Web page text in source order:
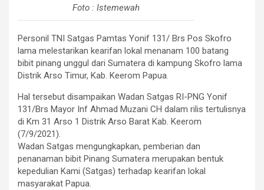
Foto : Istemewah
Personil TNI Satgas Pamtas Yonif 131/ Brs Pos Skofro
lama melestarikan kearifan lokal menanam 100 batang
bibit pinang unggul dari Sumatera di kampung Skofro lama
Distrik Arso Timur, Kab. Keerom Papua.
Hal tersebut disampaikan Wadan Satgas RI-PNG Yonif
131/Brs Mayor Inf Ahmad Muzani CH dalam rilis tertulisnya
di Km 31 Arso 1 Distrik Arso Barat Kab. Keerom
(7/9/2021).
Wadan Satgas mengungkapkan, pemberian dan
penanaman bibit Pinang Sumatera merupakan bentuk
kepedulian Kami (Satgas) terhadap kearifan lokal
masyarakat Papua.